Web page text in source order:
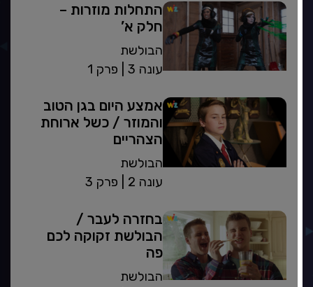
התחלות מוזרות –
חלק א’
הבולשת
פרק 1
| עונה 3
אמצע היום בגן הטוב
והמוזר / כשל ארוחת
הצהריים
הבולשת
פרק 3
| עונה 2
בחזרה לעבר‎ /
הבולשת זקוקה לכם
פה
הבולשת